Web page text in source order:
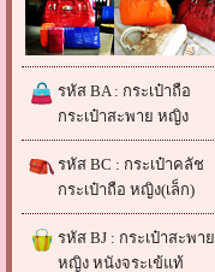
รหัส BA : กระเป๋าถือ
กระเป๋าสะพาย หญิง
รหัส BC : กระเป๋าคลัช
กระเป๋าถือ หญิง(เล็ก)
รหัส BJ : กระเป๋าสะพาย
หญิง หนังจระเข้แท้